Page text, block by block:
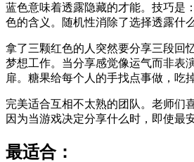
蓝色意味着透露隐藏的才能。技巧是
色的含义。随机性消除了选择透露什
拿了三颗红色的人突然要分享三段回
梦想工作。当分享感觉像运气而非表
扉。糖果给每个人的手找点事做，吃
完美适合互相不太熟的团队。老师们
因为当游戏决定分享什么时，即使最
最适合：